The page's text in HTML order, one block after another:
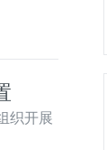
织开展